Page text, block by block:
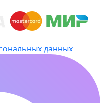
данных